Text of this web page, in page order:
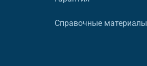
Справочные материалы